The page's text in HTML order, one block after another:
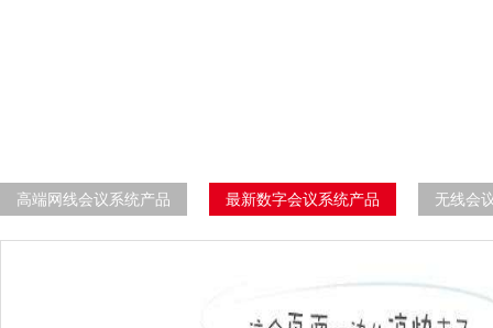
高端网线会议系统产品 最新数字会议系统产品 无线会